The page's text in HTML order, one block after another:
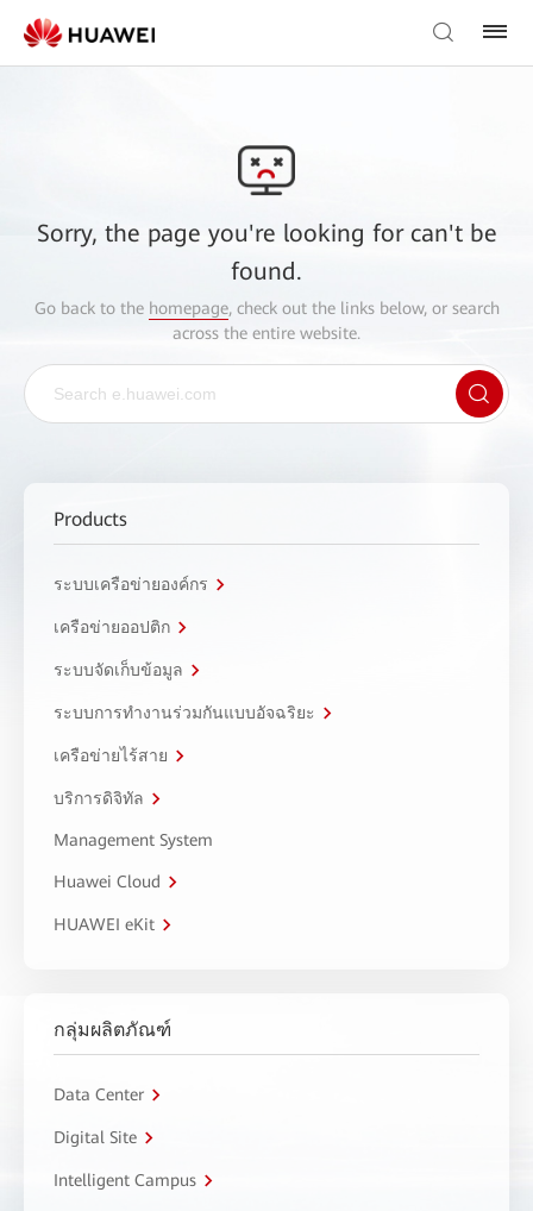
Sorry, the page you're looking for can't be
found.
Go back to the homepage, check out the links below, or search
across the entire website.
Products
ระบบเครือข่ายองค์กร
เครือข่ายออปติก
ระบบจัดเก็บข้อมูล
ระบบการทำงานร่วมกันแบบอัจฉริยะ
เครือข่ายไร้สาย
บริการดิจิทัล
Management System
Huawei Cloud
HUAWEI eKit
กลุ่มผลิตภัณฑ์
Data Center
Digital Site
Intelligent Campus